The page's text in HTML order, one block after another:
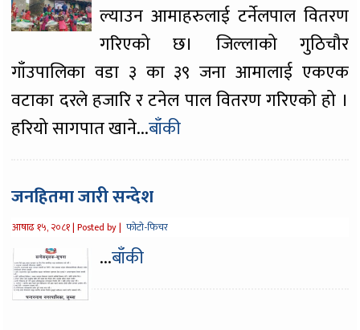
ल्याउन आमाहरुलाई टर्नेलपाल वितरण
गरिएको छ। जिल्लाको गुठिचौर
गाँउपालिका वडा ३ का ३९ जना आमालाई एकएक
वटाका दरले हजारि र टनेल पाल वितरण गरिएको हो ।
हरियो सागपात खाने...बाँकी
जनहितमा जारी सन्देश
आषाढ १५, २०८१ |Posted by | फोटो-फिचर
...बाँकी